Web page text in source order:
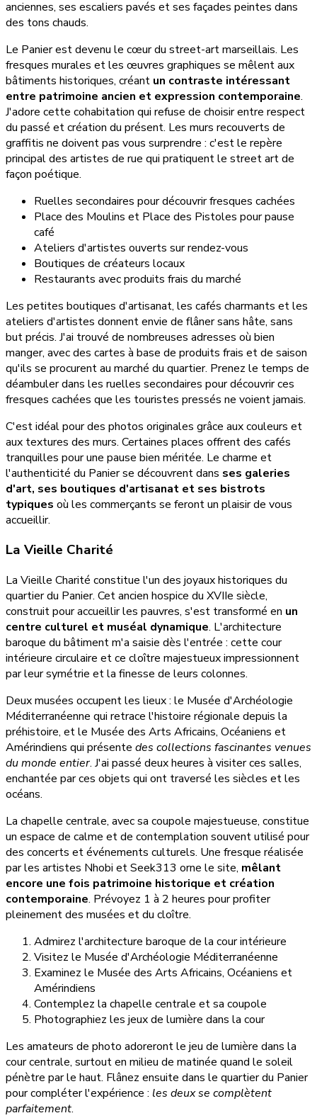
anciennes, ses escaliers pavés et ses façades peintes dans
des tons chauds.
Le Panier est devenu le cœur du street-art marseillais. Les
fresques murales et les œuvres graphiques se mêlent aux
bâtiments historiques, créant un contraste intéressant
entre patrimoine ancien et expression contemporaine.
J'adore cette cohabitation qui refuse de choisir entre respect
du passé et création du présent. Les murs recouverts de
graffitis ne doivent pas vous surprendre : c'est le repère
principal des artistes de rue qui pratiquent le street art de
façon poétique.
Ruelles secondaires pour découvrir fresques cachées
Place des Moulins et Place des Pistoles pour pause
café
Ateliers d'artistes ouverts sur rendez-vous
Boutiques de créateurs locaux
Restaurants avec produits frais du marché
Les petites boutiques d'artisanat, les cafés charmants et les
ateliers d'artistes donnent envie de flâner sans hâte, sans
but précis. J'ai trouvé de nombreuses adresses où bien
manger, avec des cartes à base de produits frais et de saison
qu'ils se procurent au marché du quartier. Prenez le temps de
déambuler dans les ruelles secondaires pour découvrir ces
fresques cachées que les touristes pressés ne voient jamais.
C'est idéal pour des photos originales grâce aux couleurs et
aux textures des murs. Certaines places offrent des cafés
tranquilles pour une pause bien méritée. Le charme et
l'authenticité du Panier se découvrent dans ses galeries
d'art, ses boutiques d'artisanat et ses bistrots
typiques où les commerçants se feront un plaisir de vous
accueillir.
La Vieille Charité
La Vieille Charité constitue l'un des joyaux historiques du
quartier du Panier. Cet ancien hospice du XVIIe siècle,
construit pour accueillir les pauvres, s'est transformé en un
centre culturel et muséal dynamique. L'architecture
baroque du bâtiment m'a saisie dès l'entrée : cette cour
intérieure circulaire et ce cloître majestueux impressionnent
par leur symétrie et la finesse de leurs colonnes.
Deux musées occupent les lieux : le Musée d'Archéologie
Méditerranéenne qui retrace l'histoire régionale depuis la
préhistoire, et le Musée des Arts Africains, Océaniens et
Amérindiens qui présente des collections fascinantes venues
du monde entier. J'ai passé deux heures à visiter ces salles,
enchantée par ces objets qui ont traversé les siècles et les
océans.
La chapelle centrale, avec sa coupole majestueuse, constitue
un espace de calme et de contemplation souvent utilisé pour
des concerts et événements culturels. Une fresque réalisée
par les artistes Nhobi et Seek313 orne le site, mêlant
encore une fois patrimoine historique et création
contemporaine. Prévoyez 1 à 2 heures pour profiter
pleinement des musées et du cloître.
Admirez l'architecture baroque de la cour intérieure
Visitez le Musée d'Archéologie Méditerranéenne
Examinez le Musée des Arts Africains, Océaniens et
Amérindiens
Contemplez la chapelle centrale et sa coupole
Photographiez les jeux de lumière dans la cour
Les amateurs de photo adoreront le jeu de lumière dans la
cour centrale, surtout en milieu de matinée quand le soleil
pénètre par le haut. Flânez ensuite dans le quartier du Panier
pour compléter l'expérience : les deux se complètent
parfaitement.